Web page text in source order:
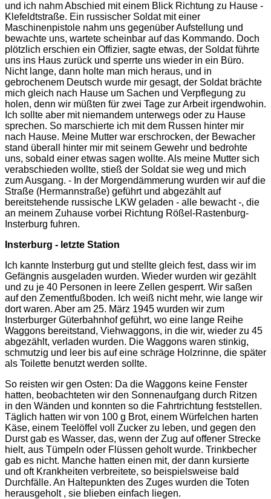
und ich nahm Abschied mit einem Blick Richtung zu Hause -
Klefeldtstraße. Ein russischer Soldat mit einer
Maschinenpistole nahm uns gegenüber Aufstellung und
bewachte uns, wartete scheinbar auf das Kommando. Doch
plötzlich erschien ein Offizier, sagte etwas, der Soldat führte
uns ins Haus zurück und sperrte uns wieder in ein Büro.
Nicht lange, dann holte man mich heraus, und in
gebrochenem Deutsch wurde mir gesagt, der Soldat brächte
mich gleich nach Hause um Sachen und Verpflegung zu
holen, denn wir müßten für zwei Tage zur Arbeit irgendwohin.
Ich sollte aber mit niemandem unterwegs oder zu Hause
sprechen. So marschierte ich mit dem Russen hinter mir
nach Hause. Meine Mutter war erschrocken, der Bewacher
stand überall hinter mir mit seinem Gewehr und bedrohte
uns, sobald einer etwas sagen wollte. Als meine Mutter sich
verabschieden wollte, stieß der Soldat sie weg und mich
zum Ausgang. - In der Morgendämmerung wurden wir auf die
Straße (Hermannstraße) geführt und abgezählt auf
bereitstehende russische LKW geladen - alle bewacht -, die
an meinem Zuhause vorbei Richtung Rößel-Rastenburg-
Insterburg fuhren.
Insterburg - letzte Station
Ich kannte Insterburg gut und stellte gleich fest, dass wir im
Gefängnis ausgeladen wurden. Wieder wurden wir gezählt
und zu je 40 Personen in leere Zellen gesperrt. Wir saßen
auf den Zementfußboden. Ich weiß nicht mehr, wie lange wir
dort waren. Aber am 25. März 1945 wurden wir zum
Insterburger Güterbahnhof geführt, wo eine lange Reihe
Waggons bereitstand, Viehwaggons, in die wir, wieder zu 45
abgezählt, verladen wurden. Die Waggons waren stinkig,
schmutzig und leer bis auf eine schräge Holzrinne, die später
als Toilette benutzt werden sollte.
So reisten wir gen Osten: Da die Waggons keine Fenster
hatten, beobachteten wir den Sonnenaufgang durch Ritzen
in den Wänden und konnten so die Fahrtrichtung feststellen.
Täglich hatten wir von 100 g Brot, einem Würfelchen harten
Käse, einem Teelöffel voll Zucker zu leben, und gegen den
Durst gab es Wasser, das, wenn der Zug auf offener Strecke
hielt, aus Tümpeln oder Flüssen geholt wurde. Trinkbecher
gab es nicht. Manche hatten einen mit, der dann kursierte
und oft Krankheiten verbreitete, so beispielsweise bald
Durchfälle. An Haltepunkten des Zuges wurden die Toten
herausgeholt , sie blieben einfach liegen.